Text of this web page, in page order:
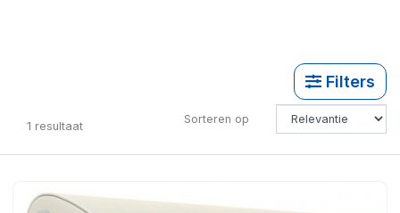
Filters
1 resultaat Sorteren op